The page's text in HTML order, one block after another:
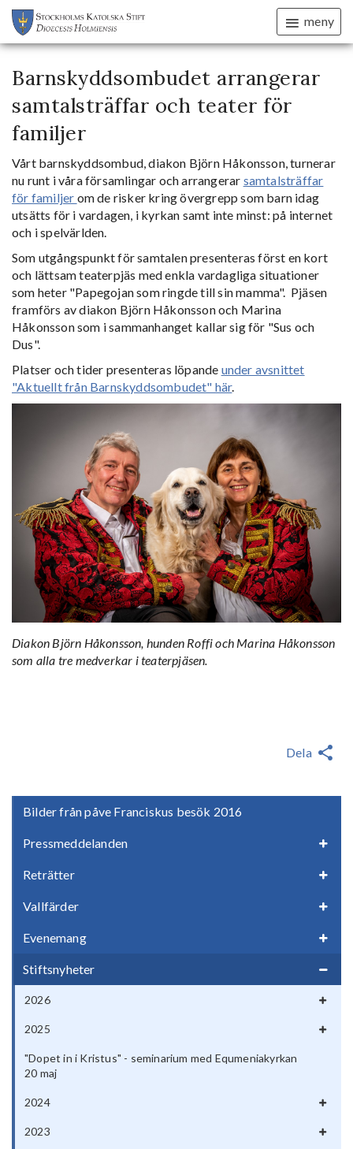
meny
Bilder från påve Franciskus besök 2016
Pressmeddelanden
Reträtter
Vallfärder
Evenemang
Stiftsnyheter
2026
2025
"Dopet in i Kristus" - seminarium med Equmeniakyrkan
20 maj
2024
2023
Barnskyddsombudet arrangerar
samtalsträffar och teater för
familjer
Vårt barnskyddsombud, diakon Björn Håkonsson, turnerar
nu runt i våra församlingar och arrangerar samtalsträffar
för familjer om de risker kring övergrepp som barn idag
utsätts för i vardagen, i kyrkan samt inte minst: på internet
och i spelvärlden.
Som utgångspunkt för samtalen presenteras först en kort
och lättsam teaterpjäs med enkla vardagliga situationer
som heter "Papegojan som ringde till sin mamma". Pjäsen
framförs av diakon Björn Håkonsson och Marina
Håkonsson som i sammanhanget kallar sig för "Sus och
Dus".
Platser och tider presenteras löpande under avsnittet
"Aktuellt från Barnskyddsombudet" här.
Diakon Björn Håkonsson, hunden Roffi och Marina Håkonsson
som alla tre medverkar i teaterpjäsen.
Dela